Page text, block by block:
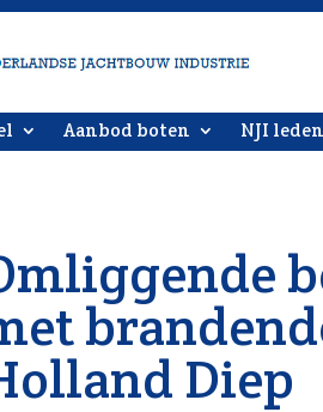
Aanbod boten NJI leden
Diep